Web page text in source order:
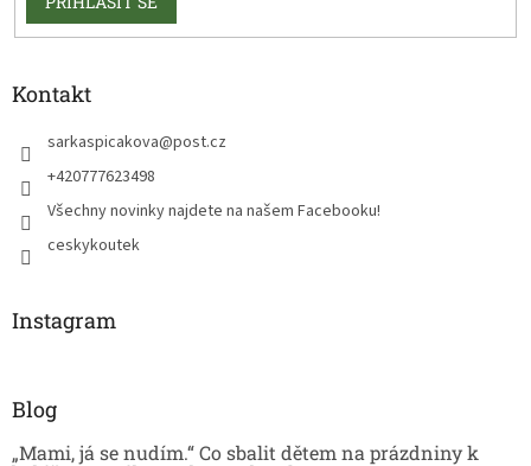
Kontakt
sarkaspicakova@post.cz
+420777623498
Všechny novinky najdete na našem Facebooku!
ceskykoutek
Instagram
Blog
„Mami, já se nudím.“ Co sbalit dětem na prázdniny k